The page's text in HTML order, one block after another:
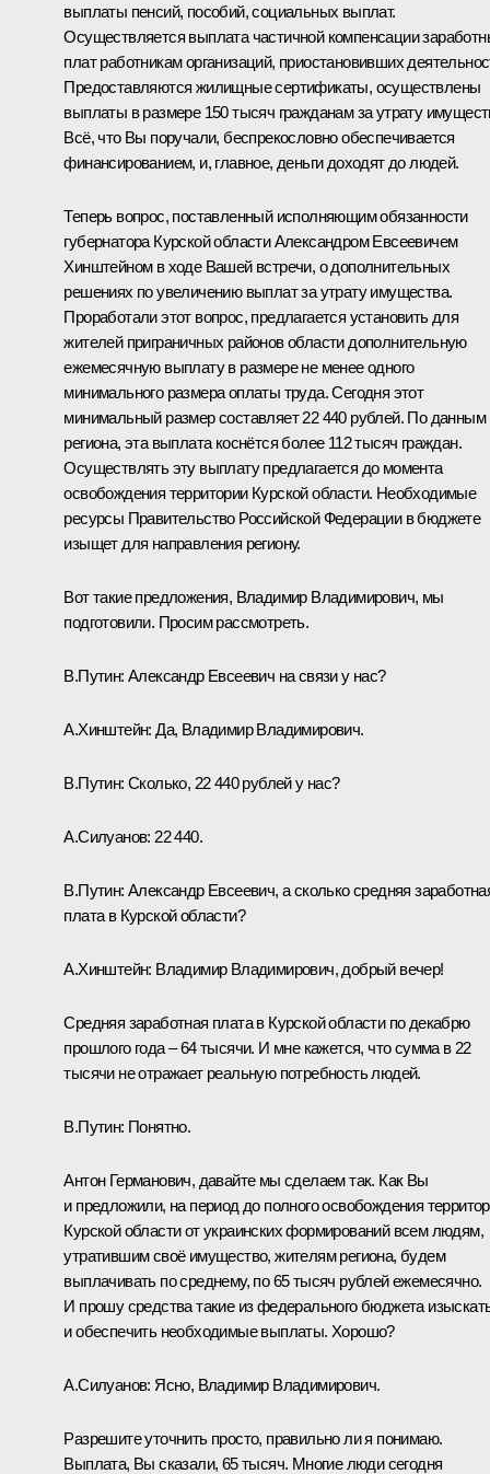
выплаты пенсий, пособий, социальных выплат.
Осуществляется выплата частичной компенсации
плат работникам организаций, приостановивших
Предоставляются жилищные сертификаты, осуществлены
выплаты в размере 150 тысяч гражданам за утрату
Всё, что Вы поручали, беспрекословно обеспечивается
финансированием, и, главное, деньги доходят до людей.
Теперь вопрос, поставленный исполняющим обязанности
губернатора Курской области Александром Евсеевичем
Хинштейном в ходе Вашей встречи, о дополнительных
решениях по увеличению выплат за утрату имущества.
Проработали этот вопрос, предлагается установить для
жителей приграничных районов области дополнительную
ежемесячную выплату в размере не менее одного
минимального размера оплаты труда. Сегодня этот
минимальный размер составляет 22 440 рублей. По данным
региона, эта выплата коснётся более 112 тысяч граждан.
Осуществлять эту выплату предлагается до момента
освобождения территории Курской области. Необходимые
ресурсы Правительство Российской Федерации в бюджете
изыщет для направления региону.
Вот такие предложения, Владимир Владимирович, мы
подготовили. Просим рассмотреть.
В.Путин: Александр Евсеевич на связи у нас?
А.Хинштейн:Да, Владимир Владимирович.
В.Путин: Сколько, 22 440 рублей у нас?
А.Силуанов: 22 440.
В.Путин: Александр Евсеевич, а сколько средняя
плата в Курской области?
А.Хинштейн: Владимир Владимирович, добрый вечер!
Средняя заработная плата в Курской области по декабрю
прошлого года – 64 тысячи. И мне кажется, что сумма в 22
тысячи не отражает реальную потребность людей.
В.Путин: Понятно.
Антон Германович, давайте мы сделаем так. Как Вы
и предложили, на период до полного освобождения
Курской области от украинских формирований всем людям,
утратившим своё имущество, жителям региона, будем
выплачивать по среднему, по 65 тысяч рублей ежемесячно.
И прошу средства такие из федерального бюджета
и обеспечить необходимые выплаты. Хорошо?
А.Силуанов: Ясно, Владимир Владимирович.
Разрешите уточнить просто, правильно ли я понимаю.
Выплата, Вы сказали, 65 тысяч. Многие люди сегодня